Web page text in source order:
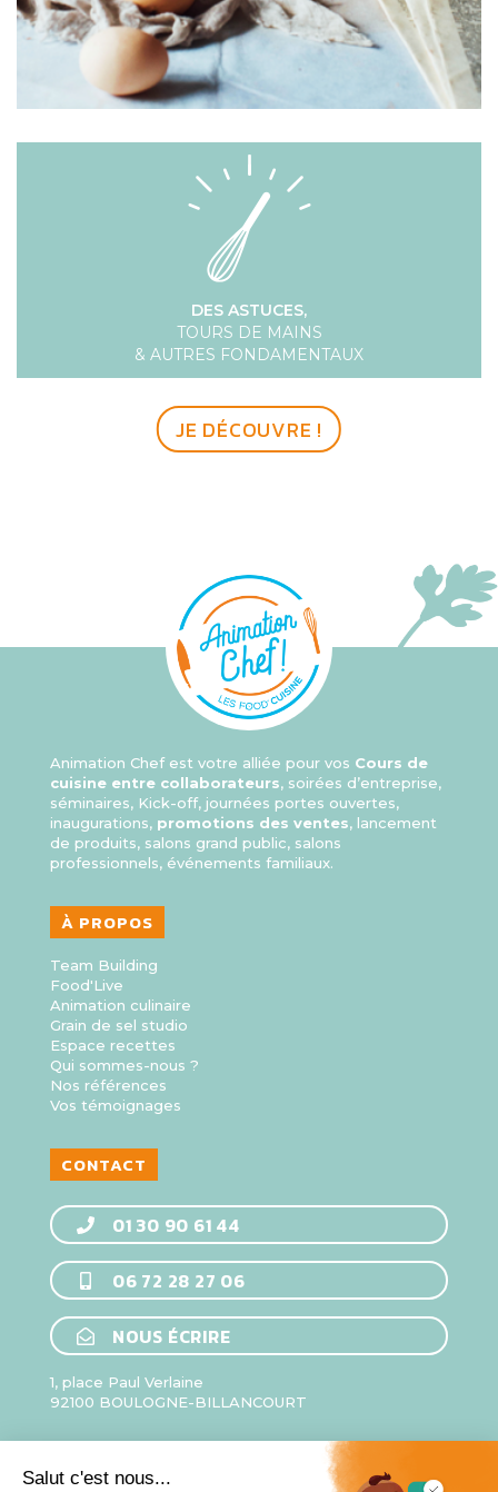
DES ASTUCES,
TOURS DE MAINS
& AUTRES FONDAMENTAUX
JE DÉCOUVRE !
Animation Chef est votre alliée pour vos Cours de
cuisine entre collaborateurs, soirées d’entreprise,
séminaires, Kick-off, journées portes ouvertes,
inaugurations, promotions des ventes, lancement
de produits, salons grand public, salons
professionnels, événements familiaux.
À PROPOS
Team Building
Food'Live
Animation culinaire
Grain de sel studio
Espace recettes
Qui sommes-nous ?
Nos références
Vos témoignages
CONTACT
01 30 90 61 44
06 72 28 27 06
NOUS ÉCRIRE
1, place Paul Verlaine
92100 BOULOGNE-BILLANCOURT